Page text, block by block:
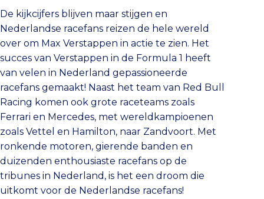
De kijkcijfers blijven maar stijgen en
Nederlandse racefans reizen de hele wereld
over om Max Verstappen in actie te zien. Het
succes van Verstappen in de Formula 1 heeft
van velen in Nederland gepassioneerde
racefans gemaakt! Naast het team van Red Bull
Racing komen ook grote raceteams zoals
Ferrari en Mercedes, met wereldkampioenen
zoals Vettel en Hamilton, naar Zandvoort. Met
ronkende motoren, gierende banden en
duizenden enthousiaste racefans op de
tribunes in Nederland, is het een droom die
uitkomt voor de Nederlandse racefans!